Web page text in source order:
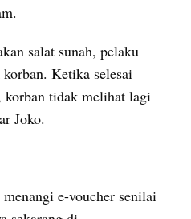
salat sunah, pelaku
Ketika selesai
korban tidak melihat lagi
Joko.
e-voucher senilai